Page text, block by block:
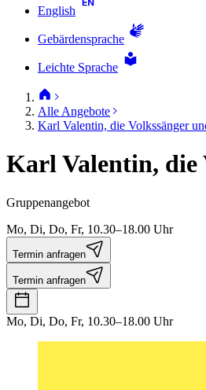
English
Gebärdensprache
Leichte Sprache
Alle Angebote
Karl Valentin, die Volkssänger
Karl Valentin, die
Gruppenangebot
Mo, Di, Do, Fr, 10.30–18.00 Uhr
Termin anfragen
Termin anfragen
Mo, Di, Do, Fr, 10.30–18.00 Uhr